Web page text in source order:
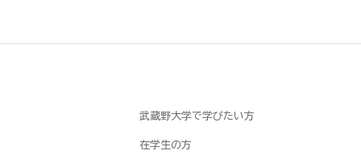
武蔵野大学で学びたい方
在学生の方